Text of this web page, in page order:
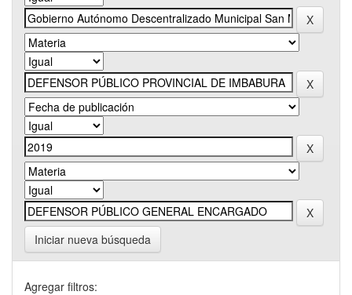
Iniciar nueva búsqueda
Agregar filtros: